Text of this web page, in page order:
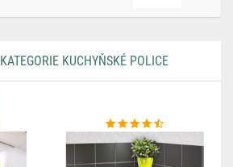
KUCHYŇSKÉ POLICE